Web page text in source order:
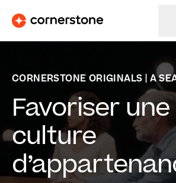
CORNERSTONE ORIGINALS | A
Favoriser une
culture